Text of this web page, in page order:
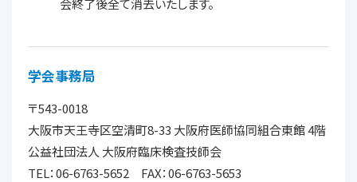
会終了後全て消去いたします。
学会事務局
〒543-0018
大阪市天王寺区空清町8-33 大阪府医師協同組合東館 4階
公益社団法人 大阪府臨床検査技師会
TEL：06-6763-5652 FAX：06-6763-5653